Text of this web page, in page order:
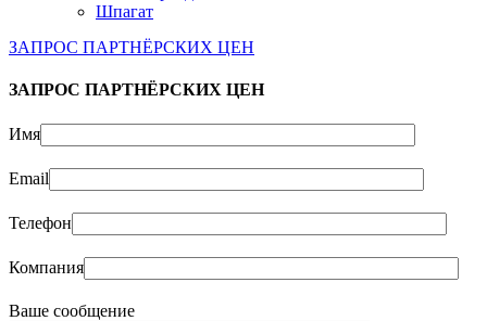
Шпагат
ЗАПРОС ПАРТНЁРСКИХ ЦЕН
ЗАПРОС ПАРТНЁРСКИХ ЦЕН
Имя
Email
Телефон
Компания
Ваше сообщение